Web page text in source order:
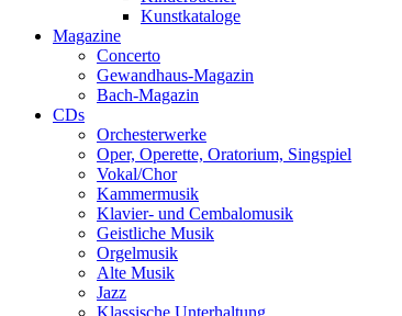
Kunstkataloge
Magazine
Concerto
Gewandhaus-Magazin
Bach-Magazin
CDs
Orchesterwerke
Oper, Operette, Oratorium, Singspiel
Vokal/Chor
Kammermusik
Klavier- und Cembalomusik
Geistliche Musik
Orgelmusik
Alte Musik
Jazz
Klassische Unterhaltung